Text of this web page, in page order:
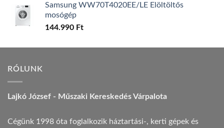
Samsung WW70T4020EE/LE Elöltöltős
mosógép
144.990 Ft
RÓLUNK
Lajkó József - Műszaki Kereskedés Várpalota
Cégünk 1998 óta foglalkozik háztartási-, kerti gépek és